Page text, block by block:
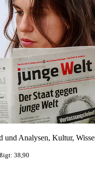
und Analysen, Kultur,
38,90